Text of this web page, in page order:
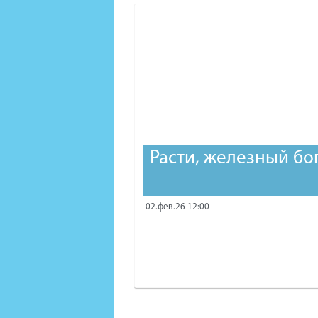
Расти, железный
02.фев.26 12:00